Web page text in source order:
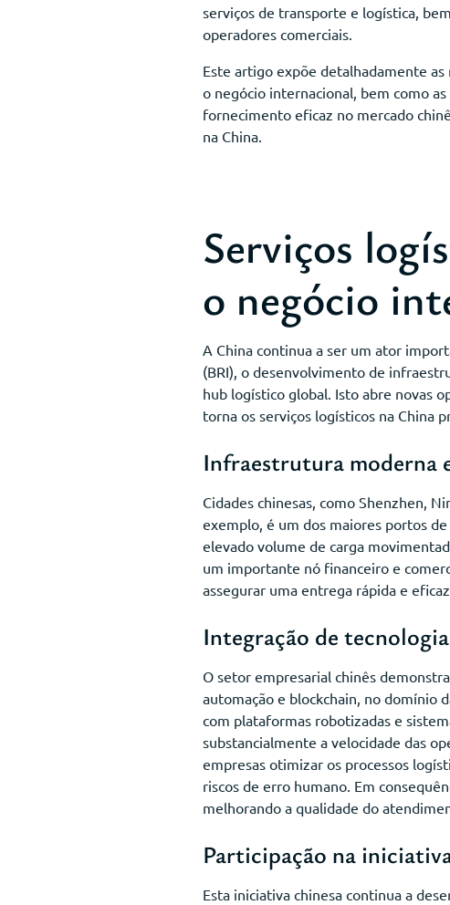
serviços de transporte e logística,
operadores comerciais.
Este artigo expõe detalhadamente
o negócio internacional, bem como
fornecimento eficaz no mercado
na China.
Serviços
o negócio
A China continua a ser um ator
(BRI), o desenvolvimento de
hub logístico global. Isto abre novas
torna os serviços logísticos na China
Infraestrutura moderna
Cidades chinesas, como Shenzhen,
exemplo, é um dos maiores portos
elevado volume de carga
um importante nó financeiro e
assegurar uma entrega rápida e
Integração de
O setor empresarial chinês
automação e blockchain, no domínio
com plataformas robotizadas e
substancialmente a velocidade das
empresas otimizar os processos
riscos de erro humano. Em
melhorando a qualidade do
Participação na
Esta iniciativa chinesa continua a